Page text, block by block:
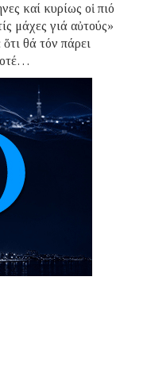
καί κυρίως οἱ πιό
μάχες γιά αὐτούς»
θά τόν πάρει